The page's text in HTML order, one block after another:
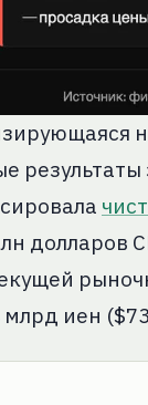
результаты
долларов
иен